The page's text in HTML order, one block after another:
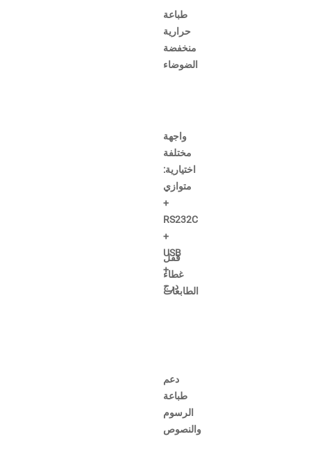
طباعة
حرارية
منخفضة
الضوضاء
واجهة
مختلفة
اختيارية:
متوازي
+
RS232C
+
USB
+
درج
قفل
غطاء
الطابعات
دعم
طباعة
الرسوم
والنصوص